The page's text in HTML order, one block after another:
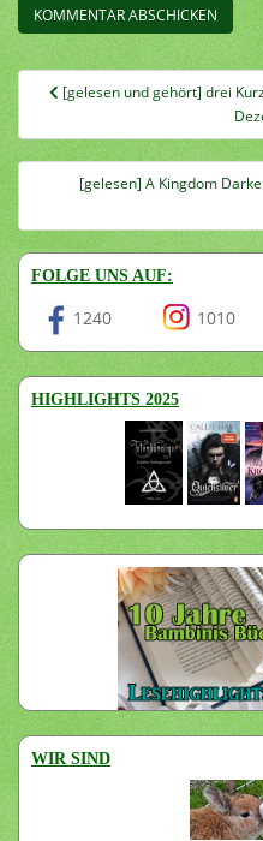
Beitragsnavigation
[gelesen und gehört] drei
[gelesen] A Kingdom
FOLGE UNS AUF:
1240 1010
HIGHLIGHTS 2025
WIR SIND